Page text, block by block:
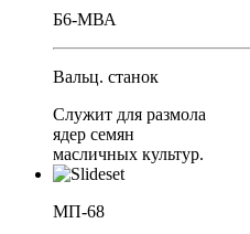
Б6-МВА
Вальц. станок
Служит для размола
ядер семян
масличных культур.
МП-68